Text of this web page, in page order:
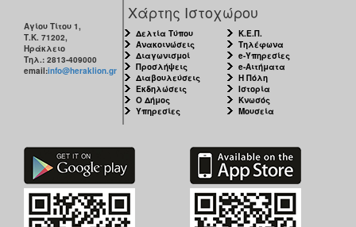
Αγίου Τίτου 1,
Τ.Κ. 71202,
Ηράκλειο
Τηλ.: 2813-409000
email:info@heraklion.gr
Χάρτης Ιστοχώρου
Δελτία Τύπου
Ανακοινώσεις
Διαγωνισμοί
Προσλήψεις
Διαβουλεύσεις
Εκδηλώσεις
Ο Δήμος
Υπηρεσίες
Κ.Ε.Π.
Τηλέφωνα
e-Υπηρεσίες
e-Αιτήματα
Η Πόλη
Ιστορία
Κνωσός
Μουσεία